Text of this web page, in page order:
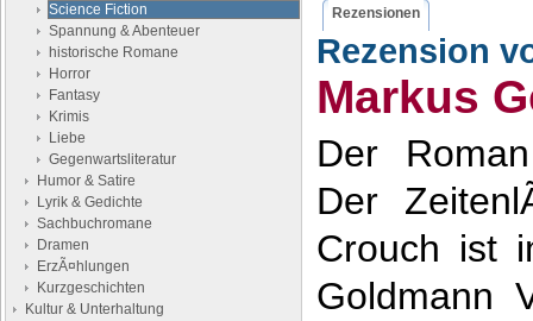
Science Fiction
Spannung & Abenteuer
historische Romane
Horror
Fantasy
Krimis
Liebe
Gegenwartsliteratur
Humor & Satire
Lyrik & Gedichte
Sachbuchromane
Dramen
ErzÃ¤hlungen
Kurzgeschichten
Kultur & Unterhaltung
Rezensionen
Rezension
Markus
Der
Der
Crouch ist
Goldmann